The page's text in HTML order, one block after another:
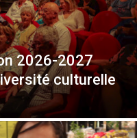
2026-2027
culturelle